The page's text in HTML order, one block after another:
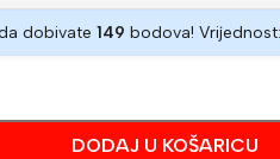
dobivate 149 bodova! Vrijednost:
DODAJ U KOŠARICU